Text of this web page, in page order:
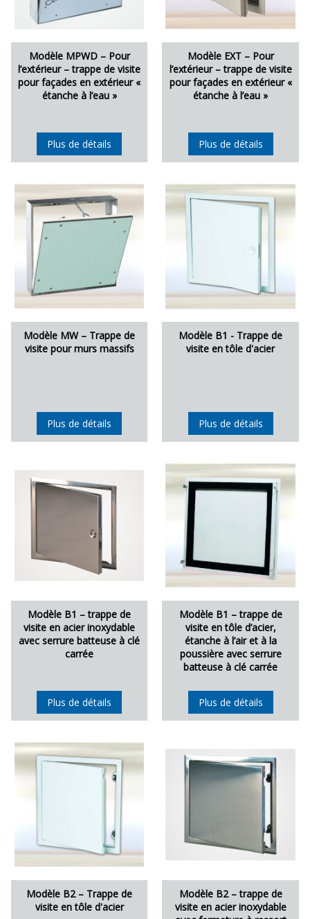
Modèle MPWD – Pour
l’extérieur – trappe de visite
pour façades en extérieur «
étanche à l’eau »
Plus de détails
Modèle EXT – Pour
l’extérieur – trappe de visite
pour façades en extérieur «
étanche à l’eau »
Plus de détails
Modèle MW – Trappe de
visite pour murs massifs
Plus de détails
Modèle B1 - Trappe de
visite en tôle d'acier
Plus de détails
Modèle B1 – trappe de
visite en acier inoxydable
avec serrure batteuse à clé
carrée
Plus de détails
Modèle B1 – trappe de
visite en tôle d’acier,
étanche à l’air et à la
poussière avec serrure
batteuse à clé carrée
Plus de détails
Modèle B2 – Trappe de
visite en tôle d'acier
Modèle B2 – trappe de
visite en acier inoxydable